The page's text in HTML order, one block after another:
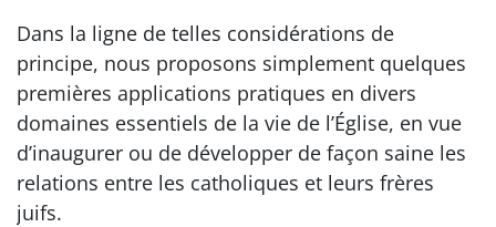
Dans la ligne de telles considérations de
principe, nous proposons simplement quelques
premières applications pratiques en divers
domaines essentiels de la vie de l’Église, en vue
d’inaugurer ou de développer de façon saine les
relations entre les catholiques et leurs frères
juifs.